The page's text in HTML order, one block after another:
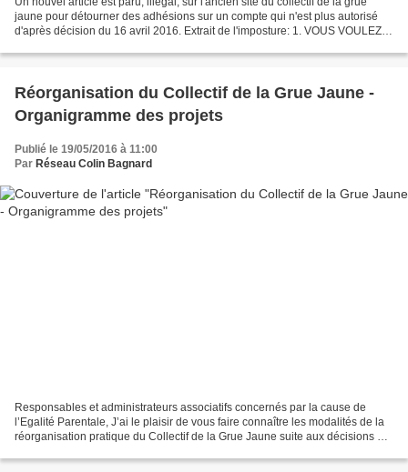
jaune pour détourner des adhésions sur un compte qui n'est plus autorisé
d'après décision du 16 avril 2016. Extrait de l'imposture: 1. VOUS VOULEZ
Réorganisation du Collectif de la Grue Jaune -
Organigramme des projets
Publié le 19/05/2016 à 11:00
Par Réseau Colin Bagnard
Responsables et administrateurs associatifs concernés par la cause de
l’Egalité Parentale, J’ai le plaisir de vous faire connaître les modalités de la
réorganisation pratique du Collectif de la Grue Jaune suite aux décisions qui